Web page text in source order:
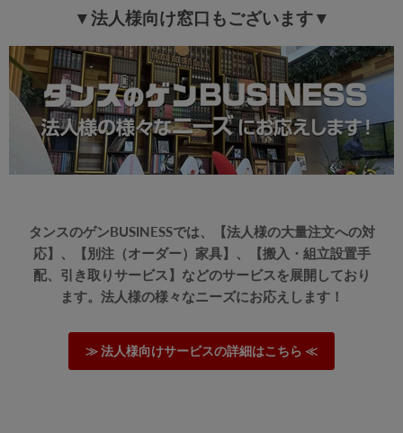
配送が迅速で、商品は丁寧に梱包されて届きました。組み立て
やすく、価格に見合った素晴らしい商品です。
配送が迅速で、商品は丁寧に梱包されて届きました。組み立て
やすく、価格に見合った素晴らしい商品です。
>>タンスのゲンが返信しました
この度は、タンスのゲンをご利用いただき誠にありがとう
ございます。
く思っております。
ご愛用いただけましたら幸いです。
またのご利用、心よりお待ちしております。
▼法人様向け窓口もございます▼
タンスのゲンBUSINESSでは、【法人様の大量注文への対
応】、【別注（オーダー）家具】、【搬入・組立設置手
配、引き取りサービス】などのサービスを展開しており
ます。法人様の様々なニーズにお応えします！
≫ 法人様向けサービスの詳細はこちら ≪